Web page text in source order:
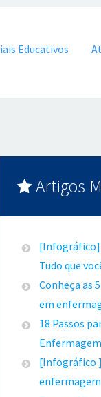
Educativos
Artigos
[Infográfico]
Tudo que
Conheça as
em
18 Passos
[Infográfico ]
enfermagem